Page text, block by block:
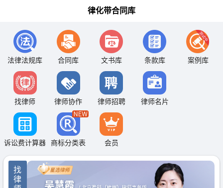
律化带合同库
法律法规库 合同库 文书库 条款库 案例库
找律师 律师协作 律师招聘 律师名片
诉讼费计算器 商标分类表 会员
找
律